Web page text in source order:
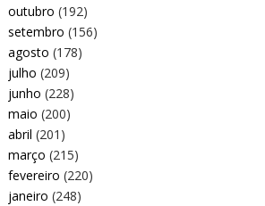
outubro (192)
setembro (156)
agosto (178)
julho (209)
junho (228)
maio (200)
abril (201)
março (215)
fevereiro (220)
janeiro (248)